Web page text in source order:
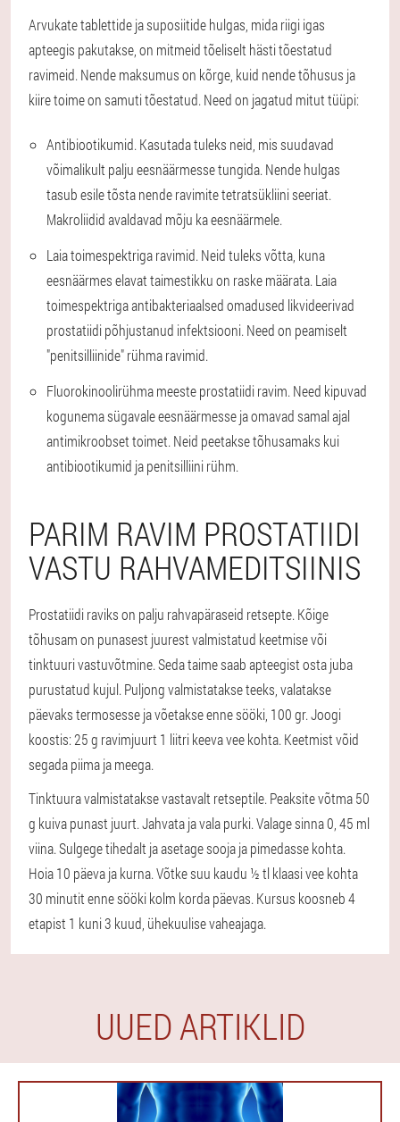
Arvukate tablettide ja suposiitide hulgas, mida riigi igas
apteegis pakutakse, on mitmeid tõeliselt hästi tõestatud
ravimeid. Nende maksumus on kõrge, kuid nende tõhusus ja
kiire toime on samuti tõestatud. Need on jagatud mitut tüüpi:
Antibiootikumid. Kasutada tuleks neid, mis suudavad
võimalikult palju eesnäärmesse tungida. Nende hulgas
tasub esile tõsta nende ravimite tetratsükliini seeriat.
Makroliidid avaldavad mõju ka eesnäärmele.
Laia toimespektriga ravimid. Neid tuleks võtta, kuna
eesnäärmes elavat taimestikku on raske määrata. Laia
toimespektriga antibakteriaalsed omadused likvideerivad
prostatiidi põhjustanud infektsiooni. Need on peamiselt
"penitsilliinide" rühma ravimid.
Fluorokinoolirühma meeste prostatiidi ravim. Need kipuvad
kogunema sügavale eesnäärmesse ja omavad samal ajal
antimikroobset toimet. Neid peetakse tõhusamaks kui
antibiootikumid ja penitsilliini rühm.
PARIM RAVIM PROSTATIIDI
VASTU RAHVAMEDITSIINIS
Prostatiidi raviks on palju rahvapäraseid retsepte. Kõige
tõhusam on punasest juurest valmistatud keetmise või
tinktuuri vastuvõtmine. Seda taime saab apteegist osta juba
purustatud kujul. Puljong valmistatakse teeks, valatakse
päevaks termosesse ja võetakse enne sööki, 100 gr. Joogi
koostis: 25 g ravimjuurt 1 liitri keeva vee kohta. Keetmist võid
segada piima ja meega.
Tinktuura valmistatakse vastavalt retseptile. Peaksite võtma 50
g kuiva punast juurt. Jahvata ja vala purki. Valage sinna 0, 45 ml
viina. Sulgege tihedalt ja asetage sooja ja pimedasse kohta.
Hoia 10 päeva ja kurna. Võtke suu kaudu ½ tl klaasi vee kohta
30 minutit enne sööki kolm korda päevas. Kursus koosneb 4
etapist 1 kuni 3 kuud, ühekuulise vaheajaga.
UUED ARTIKLID